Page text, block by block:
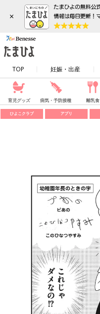
×
TOP 妊娠・出産
育児グッズ 病気・予防接種 離乳食
ひよこクラブ アプリ